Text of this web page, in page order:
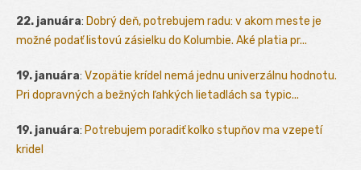
22. januára: Dobrý deň, potrebujem radu: v akom meste je
možné podať listovú zásielku do Kolumbie. Aké platia pr...
19. januára: Vzopätie krídel nemá jednu univerzálnu hodnotu.
Pri dopravných a bežných ľahkých lietadlách sa typic...
19. januára: Potrebujem poradiť kolko stupňov ma vzepetí
kridel